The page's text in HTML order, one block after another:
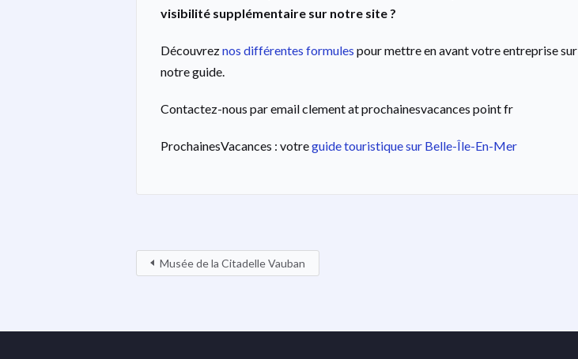
visibilité supplémentaire sur notre site ?
Découvreznos différentes formules pour mettre en avant votre entreprise sur
notre guide.
Contactez-nous par email clement at prochainesvacances point fr
ProchainesVacances : votreguide touristique sur Belle-Île-En-Mer
Musée de la Citadelle Vauban